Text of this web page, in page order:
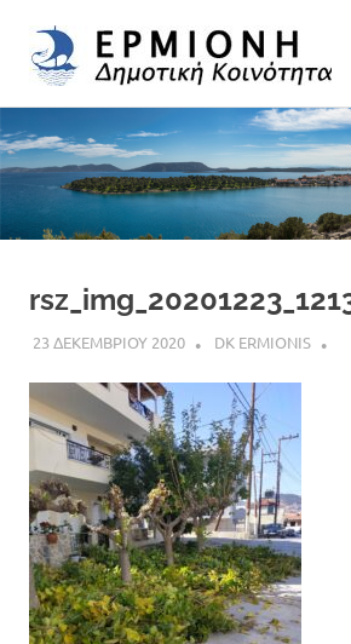
to
content
23 ΔΕΚΕΜΒΡΙΟΥ 2020 DK ERMIONIS